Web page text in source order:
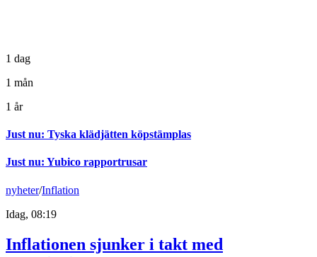
1 dag
1 mån
1 år
Just nu: Tyska klädjätten köpstämplas
Just nu: Yubico rapportrusar
nyheter/Inflation
Idag, 08:19
Inflationen sjunker i takt med